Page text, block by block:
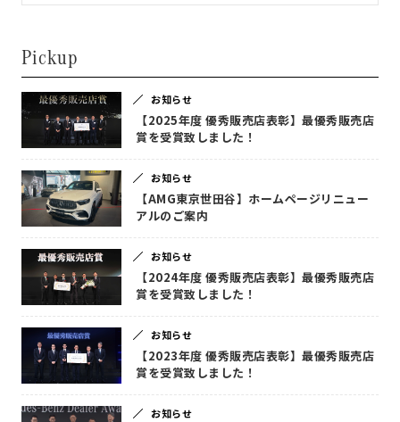
Pickup
お知らせ
【2025年度 優秀販売店表彰】最優秀販売店
賞を受賞致しました！
お知らせ
【AMG東京世田谷】ホームページリニュー
アルのご案内
お知らせ
【2024年度 優秀販売店表彰】最優秀販売店
賞を受賞致しました！
お知らせ
【2023年度 優秀販売店表彰】最優秀販売店
賞を受賞致しました！
お知らせ